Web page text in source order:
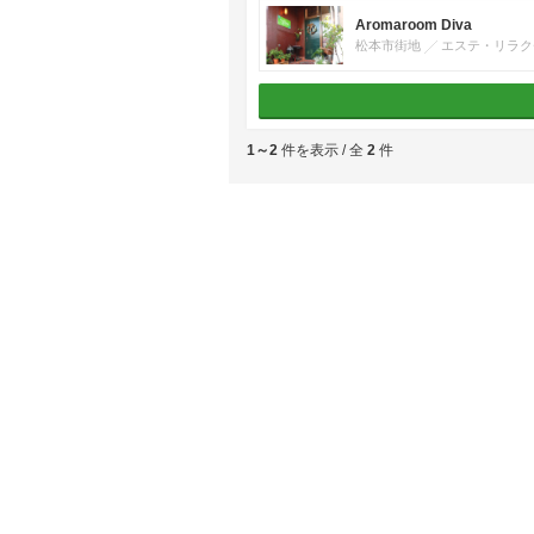
Aromaroom Diva
松本市街地 エステ・リラ
1～2 件を表示 / 全 2 件